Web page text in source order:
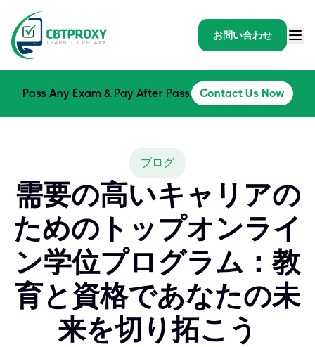
お問い合わせ
Pass Any Exam & Pay After Pass. Contact Us Now
ブログ
需要の高いキャリアの
ためのトップオンライ
ン学位プログラム：教
育と資格であなたの未
来を切り拓こう